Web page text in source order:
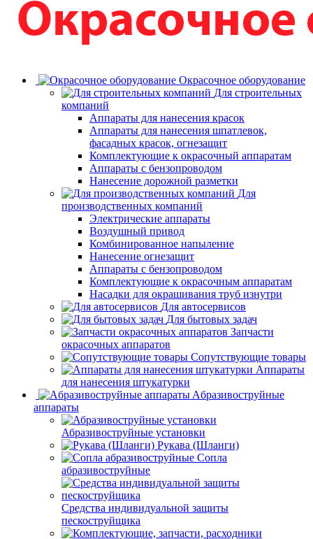
Окрасочное оборудование
Для строительных
компаний
Аппараты для нанесения красок
Аппараты для нанесения шпатлевок,
фасадных красок, огнезащит
Комплектующие к окрасочный аппаратам
Аппараты с бензопроводом
Нанесение дорожной разметки
Для
производственных компаний
Электрические аппараты
Воздушный привод
Комбинированное напыление
Нанесение огнезащит
Аппараты с бензопроводом
Комплектующие к окрасочным аппаратам
Насадки для окрашивания труб изнутри
Для автосервисов
Для бытовых задач
Запчасти
окрасочных аппаратов
Сопутствующие товары
Аппараты
для нанесения штукатурки
Aбразивоструйные
аппараты
Абразивоструйные установки
Рукава (Шланги)
Сопла
абразивоструйные
Средства индивидуальной защиты
пескоструйщика